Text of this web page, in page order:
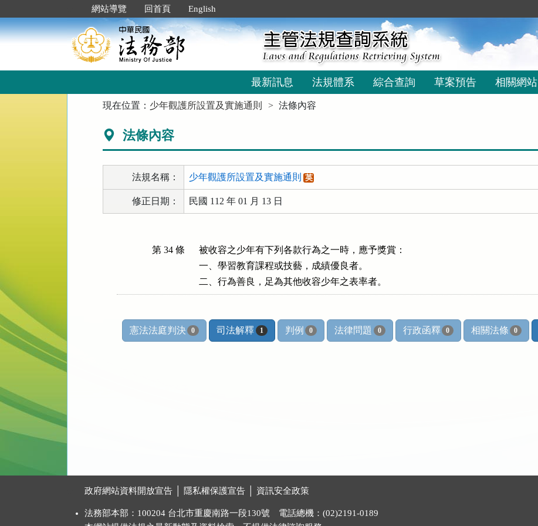
到
主
要
網站導覽 回首頁 English
最新訊息 法規體系 綜合查詢 草案預告 相關網站
現在位置： 少年觀護所設置及實施通則 法條內容
法條內容
法規名稱： 少年觀護所設置及實施通則 英
修正日期： 民國 112 年 01 月 13 日
第 34 條
被收容之少年有下列各款行為之一時，應予獎賞：
一、學習教育課程或技藝，成績優良者。
憲法法庭判決 0 司法解釋 1 判例 0 法律問題 0 行政函釋 0 相關法條 0
政府網站資料開放宣告 隱私權保護宣告 資訊安全政策
法務部本部：100204 台北市重慶南路一段130號 電話總機：(02)2191-0189